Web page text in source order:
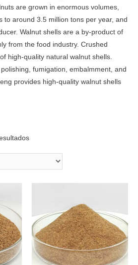
are grown in enormous volumes,
to around 3.5 million tons per year, and
Walnut shells are a by-product of
from the food industry. Crushed
high-quality natural walnut shells.
fumigation, embalmment, and
provides high-quality walnut shells